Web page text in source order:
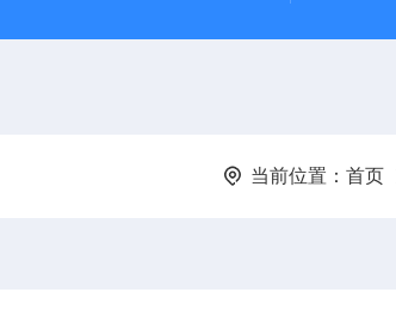
当前位置： 首页